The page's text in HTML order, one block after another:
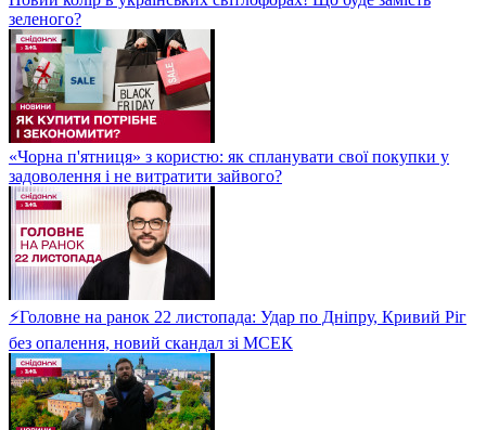
зеленого?
«Чорна п'ятниця» з користю: як спланувати свої покупки у
задоволення і не витратити зайвого?
⚡Головне на ранок 22 листопада: Удар по Дніпру, Кривий Ріг
без опалення, новий скандал зі МСЕК